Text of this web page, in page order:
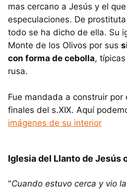
mas cercano a Jesús y el
especulaciones. De
todo se ha dicho de ella. Su
Monte de los Olivos por sus
con forma de cebolla,
rusa.
Fue mandada a construir por
finales del s.XIX. Aquí
imágenes de su interior
Iglesia del Llanto de Jesús
"Cuando estuvo cerca y vio